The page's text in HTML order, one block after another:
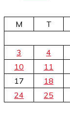
M
T
3
4
10
11
17
18
24
25